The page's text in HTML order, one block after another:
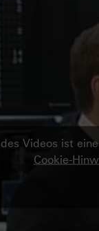
Videos ist
Cookie-